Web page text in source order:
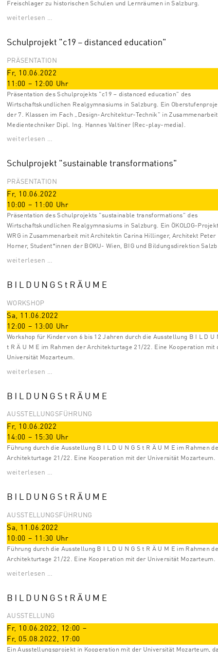
Freischlager zu historischen Schulen und Lernräumen in Salzburg.
weiterlesen …
Schulprojekt "c19 – distanced education"
PRÄSENTATION
Fr, 10.06.2022
11:00 – 12:00 Uhr
Präsentation des Schulprojekts "c19 – distanced education" des
Wirtschaftskundlichen Realgymnasiums in Salzburg. Ein
der 7. Klassen im Fach „Design-Architektur-Technik" in
Medientechniker Dipl. Ing. Hannes Valtiner (Rec-play-media).
weiterlesen …
Schulprojekt "sustainable transformations"
PRÄSENTATION
Fr, 10.06.2022
10:00 – 11:00 Uhr
Präsentation des Schulprojekts "sustainable transformations" des
Wirtschaftskundlichen Realgymnasiums in Salzburg. Ein ÖKOLOG-
WRG in Zusammenarbeit mit Architektin Carina Hillinger, Architekt Peter
Horner, Student*innen der BOKU- Wien, BIG und Bildungsdirektion
weiterlesen …
B I L D U N G S t R Ä U M E
WORKSHOP
Sa, 11.06.2022
12:00 – 13:00 Uhr
Workshop für Kinder von 6 bis 12 Jahren durch die Ausstellung B I L D U
t R Ä U M E im Rahmen der Architekturtage 21/22. Eine Kooperation mit
Universität Mozarteum.
weiterlesen …
B I L D U N G S t R Ä U M E
AUSSTELLUNGSFÜHRUNG
Fr, 10.06.2022
14:00 – 15:30 Uhr
Führung durch die Ausstellung B I L D U N G S t R Ä U M E im Rahmen
Architekturtage 21/22. Eine Kooperation mit der Universität Mozarteum.
weiterlesen …
B I L D U N G S t R Ä U M E
AUSSTELLUNGSFÜHRUNG
Sa, 11.06.2022
10:00 – 11:30 Uhr
Führung durch die Ausstellung B I L D U N G S t R Ä U M E im Rahmen
Architekturtage 21/22. Eine Kooperation mit der Universität Mozarteum.
weiterlesen …
B I L D U N G S t R Ä U M E
AUSSTELLUNG
Fr, 10.06.2022, 12:00 –
Fr, 05.08.2022, 17:00
Ein Ausstellungsprojekt in Kooperation mit der Universität Mozarteum,